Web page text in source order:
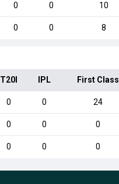
0 0 10
0 0 8
T20I IPL First Class
0 0 24
0 0 0
0 0 0